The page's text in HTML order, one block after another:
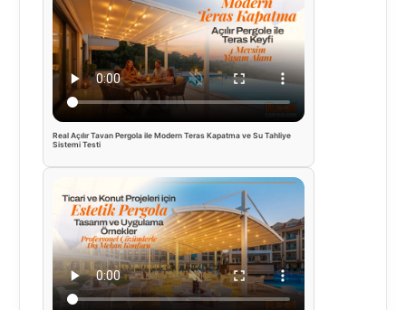
Real Açılır Tavan Pergola ile Modern Teras Kapatma ve Su Tahliye
Sistemi Testi